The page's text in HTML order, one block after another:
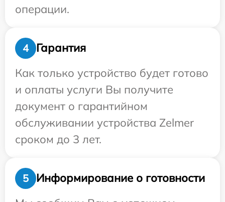
операции.
4
Гарантия
Как только устройство будет готово
и оплаты услуги Вы получите
документ о гарантийном
обслуживании устройства Zelmer
сроком до 3 лет.
5
Информирование о готовности